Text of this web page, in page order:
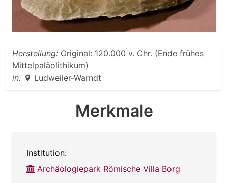
Herstellung: Original: 120.000 v. Chr. (Ende frühes
Mittelpaläolithikum)
in:
Ludweiler-Warndt
Merkmale
Institution:
Archäologiepark Römische Villa Borg